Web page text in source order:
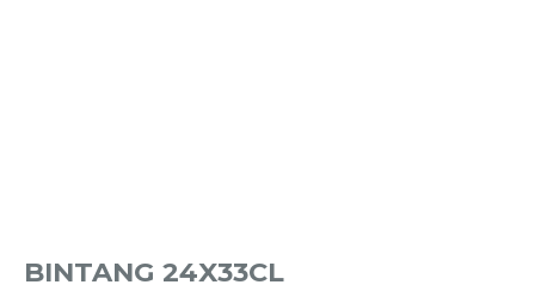
BINTANG 24X33CL